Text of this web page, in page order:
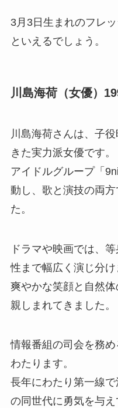
3月3日生まれのフレ
といえるでしょう。
川島海荷（女優）
川島海荷さんは、子
きた実力派女優です。
アイドルグループ「
動し、歌と演技の両
た。
ドラマや映画では、
性まで幅広く演じ分け
爽やかな笑顔と自然
親しまれてきました。
情報番組の司会を務
わたります。
長年にわたり第一線
の同世代に勇気を与え